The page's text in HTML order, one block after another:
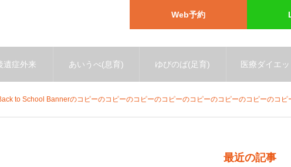
Web予約
遺症外来 あいうべ(息育) ゆびのば(足育) 医療ダイエッ
to School Bannerのコピーのコピーのコピーのコピーのコピーのコピーのコピーのコピ
最近の記事